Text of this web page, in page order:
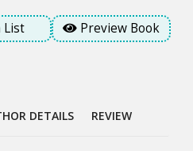
এমন করে বললেন মামুন, শুনে বুকের ভেতরটা
হু করে উঠল। নিজের অজান্তে জলে চোখ ভরে
List Preview Book
DETAILS REVIEW